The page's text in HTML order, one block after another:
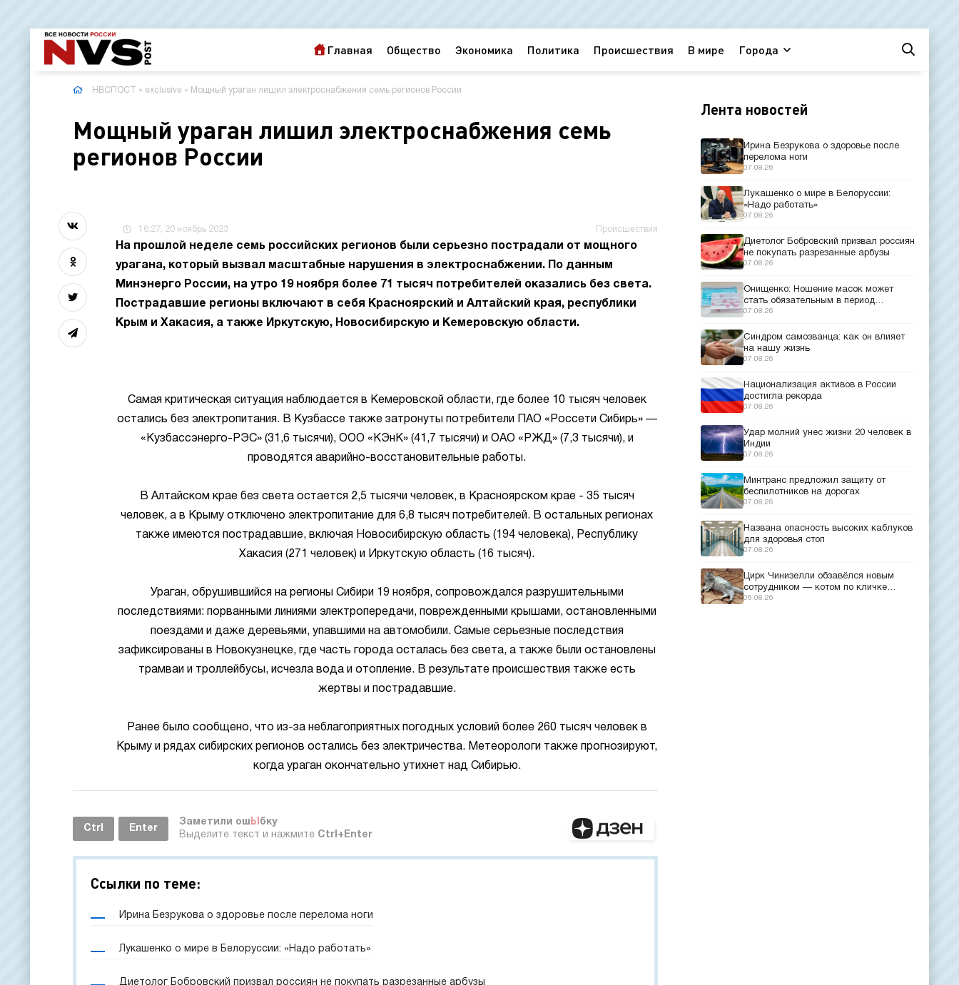
Главная Общество Экономика Политика Происшествия В мире Города
НВСПОСТ » exclusive » Мощный ураган лишил электроснабжения семь регионов России
Мощный ураган лишил электроснабжения семь
регионов России
16:27, 20 ноябрь 2023 Происшествия
На прошлой неделе семь российских регионов были серьезно пострадали от мощного
урагана, который вызвал масштабные нарушения в электроснабжении. По данным
Минэнерго России, на утро 19 ноября более 71 тысяч потребителей оказались без света.
Пострадавшие регионы включают в себя Красноярский и Алтайский края, республики
Крым и Хакасия, а также Иркутскую, Новосибирскую и Кемеровскую области.
Самая критическая ситуация наблюдается в Кемеровской области, где более 10 тысяч человек
остались без электропитания. В Кузбассе также затронуты потребители ПАО «Россети Сибирь» —
«Кузбассэнерго-РЭС» (31,6 тысячи), ООО «КЭнК» (41,7 тысячи) и ОАО «РЖД» (7,3 тысячи), и
проводятся аварийно-восстановительные работы.
В Алтайском крае без света остается 2,5 тысячи человек, в Красноярском крае - 35 тысяч
человек, а в Крыму отключено электропитание для 6,8 тысяч потребителей. В остальных регионах
также имеются пострадавшие, включая Новосибирскую область (194 человека), Республику
Хакасия (271 человек) и Иркутскую область (16 тысяч).
Ураган, обрушившийся на регионы Сибири 19 ноября, сопровождался разрушительными
последствиями: порванными линиями электропередачи, поврежденными крышами, остановленными
поездами и даже деревьями, упавшими на автомобили. Самые серьезные последствия
зафиксированы в Новокузнецке, где часть города осталась без света, а также были остановлены
трамваи и троллейбусы, исчезла вода и отопление. В результате происшествия также есть
жертвы и пострадавшие.
Ранее было сообщено, что из-за неблагоприятных погодных условий более 260 тысяч человек в
Крыму и рядах сибирских регионов остались без электричества. Метеорологи также прогнозируют,
когда ураган окончательно утихнет над Сибирью.
Ctrl Enter
Заметили ош Ы бку
Выделите текст и нажмите Ctrl+Enter
Ссылки по теме:
Ирина Безрукова о здоровье после перелома ноги
Лукашенко о мире в Белоруссии: «Надо работать»
Диетолог Бобровский призвал россиян не покупать разрезанные арбузы
Лента новостей
Ирина Безрукова о здоровье после
перелома ноги
07.08.26
Лукашенко о мире в Белоруссии:
«Надо работать»
07.08.26
Диетолог Бобровский призвал россиян
не покупать разрезанные арбузы
07.08.26
Онищенко: Ношение масок может
стать обязательным в период
эпидемий
07.08.26
Синдром самозванца: как он влияет
на нашу жизнь
07.08.26
Национализация активов в России
достигла рекорда
07.08.26
Удар молний унес жизни 20 человек в
Индии
07.08.26
Минтранс предложил защиту от
беспилотников на дорогах
07.08.26
Названа опасность высоких каблуков
для здоровья стоп
07.08.26
Цирк Чинизелли обзавёлся новым
сотрудником — котом по кличке
Манеж из Эрмитажа
06.08.26